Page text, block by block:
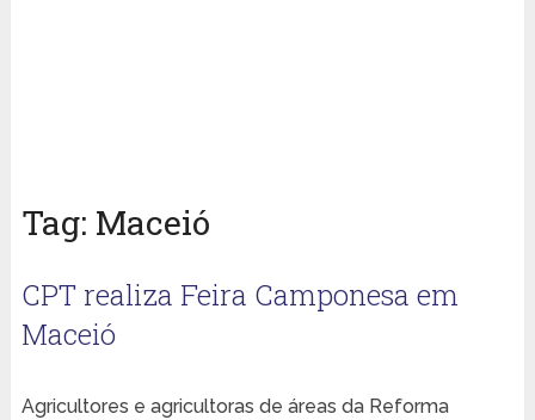
Tag: Maceió
CPT realiza Feira Camponesa em
Maceió
Agricultores e agricultoras de áreas da Reforma